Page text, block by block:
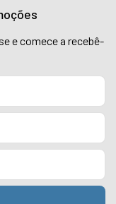
e comece a recebê-